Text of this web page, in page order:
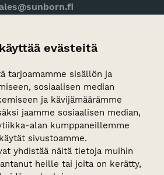
evästeitä
tarjoamamme sisällön ja
sosiaalisen median
ja kävijämäärämme
jaamme sosiaalisen median,
alan kumppaneillemme
sivustoamme.
yhdistää näitä tietoja muihin
heille tai joita on kerätty,
AJO-OHJEET
PALAUTE
TIETOSUOJA
VASTUULLISUUS
KANAVA